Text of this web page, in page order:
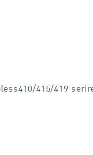
415/419